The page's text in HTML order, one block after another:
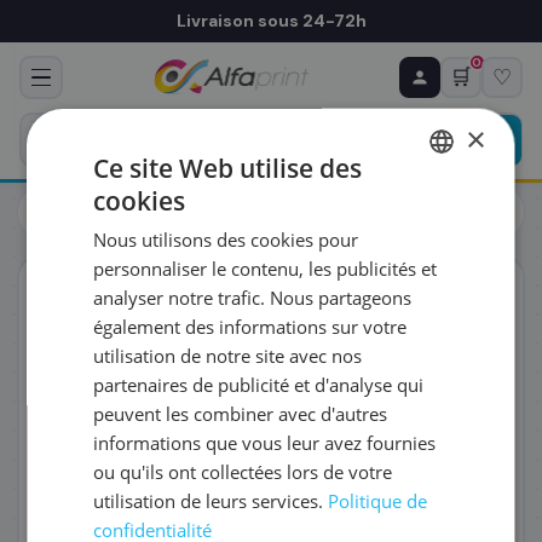
Livraison sous 24-72h
🛒
0
♡
Toners
Canon
ORIGINAL
♻ COMMANDE RÉCURRENTE
Prévoyez & économisez
Programmez votre prochain achat — notre équipe
vous prépare un devis personnalisé
RÉFÉRENCE DU PRODUIT
FRÉQUENCE
QUANTITÉ PAR LIVRAISON
DATE DE PREMIÈRE LIVRAISON SOUHAITÉE
×
Ce site Web utilise des
cookies
Nous utilisons des cookies pour
personnaliser le contenu, les publicités et
analyser notre trafic. Nous partageons
également des informations sur votre
utilisation de notre site avec nos
partenaires de publicité et d'analyse qui
peuvent les combiner avec d'autres
informations que vous leur avez fournies
ou qu'ils ont collectées lors de votre
utilisation de leurs services. Politique de
confidentialité